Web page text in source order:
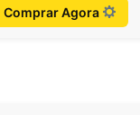
Comprar Agora